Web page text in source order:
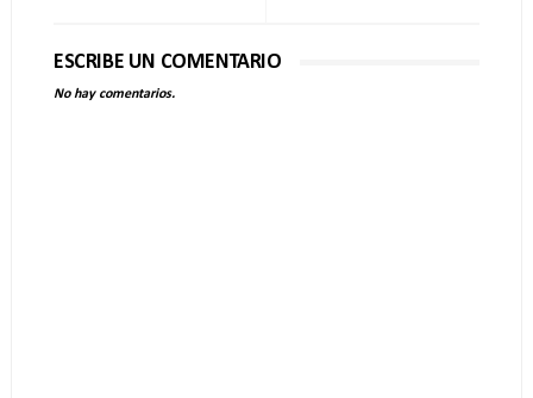
ESCRIBE UN COMENTARIO
No hay comentarios.